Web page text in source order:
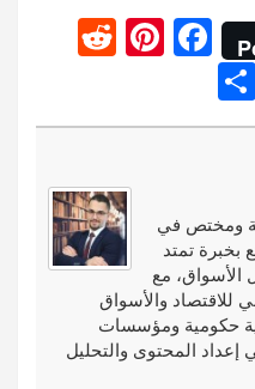
F
ce
o
k
Pi
er
t
d
t
E
h
ومختص في
بخبرة تمتد
الأسواق، مع
للاقتصاد والأسواق
حكومية ومؤسسات
المحتوى والتحليل